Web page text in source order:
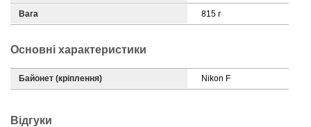
Вага 815 г
Основні характеристики
Байонет (кріплення) Nikon F
Відгуки